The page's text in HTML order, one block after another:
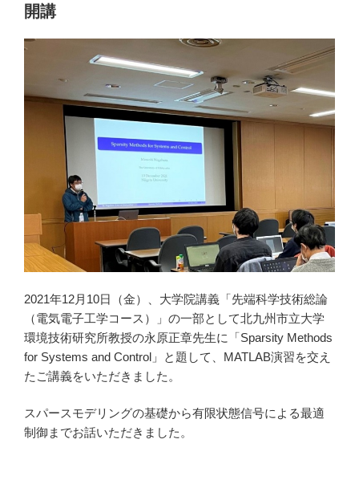
n
k
開講
2021年12月10日（金）、大学院講義「先端科学技術総論
（電気電子工学コース）」の一部として北九州市立大学
環境技術研究所教授の永原正章先生に「Sparsity Methods
for Systems and Control」と題して、MATLAB演習を交え
たご講義をいただきました。
スパースモデリングの基礎から有限状態信号による最適
制御までお話いただきました。